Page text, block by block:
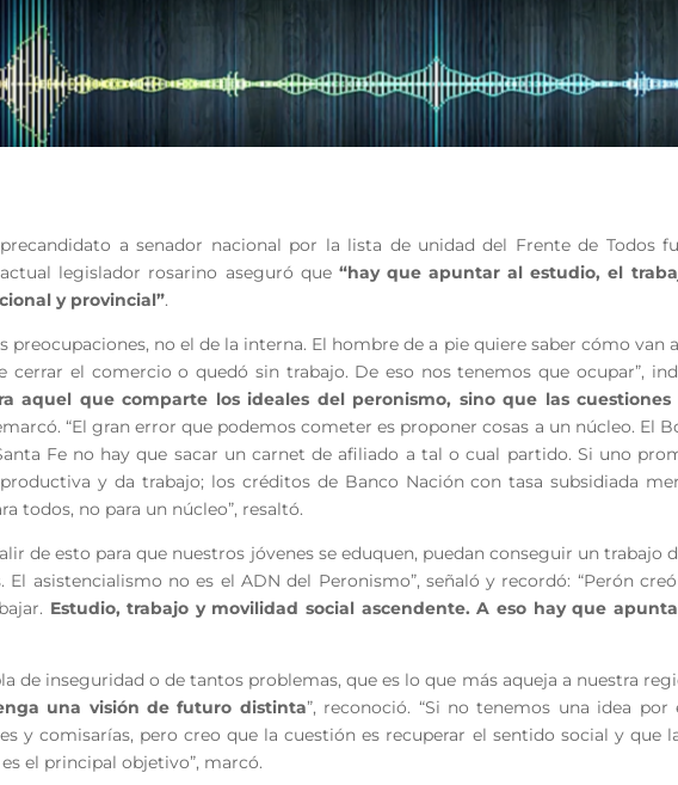
a senador nacional por la lista de unidad del Frente de Todos
legislador rosarino aseguró que “hay que apuntar al estudio, el
y provincial”.
preocupaciones, no el de la interna. El hombre de a pie quiere saber cómo
cerrar el comercio o quedó sin trabajo. De eso nos tenemos que ocupar”,
aquel que comparte los ideales del peronismo, sino que las
“El gran error que podemos cometer es proponer cosas a un núcleo. El
Fe no hay que sacar un carnet de afiliado a tal o cual partido. Si uno
y da trabajo; los créditos de Banco Nación con tasa subsidiada
todos, no para un núcleo”, resaltó.
de esto para que nuestros jóvenes se eduquen, puedan conseguir un trabajo
El asistencialismo no es el ADN del Peronismo”, señaló y recordó: “Perón
Estudio, trabajo y movilidad social ascendente. A eso hay que
de inseguridad o de tantos problemas, que es lo que más aqueja a nuestra
una visión de futuro distinta”, reconoció. “Si no tenemos una idea
y comisarías, pero creo que la cuestión es recuperar el sentido social y
el principal objetivo”, marcó.